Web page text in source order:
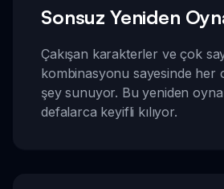
Sonsuz Yeniden
Çakışan karakterler ve çok
kombinasyonu sayesinde her
şey sunuyor. Bu yeniden
defalarca keyifli kılıyor.